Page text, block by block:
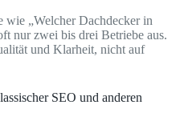
wie „Welcher Dachdecker in
nur zwei bis drei Betriebe aus.
und Klarheit, nicht auf
SEO und anderen